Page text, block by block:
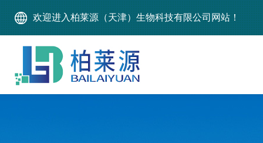
欢迎进入柏莱源（天津）生物科技有限公司网站！